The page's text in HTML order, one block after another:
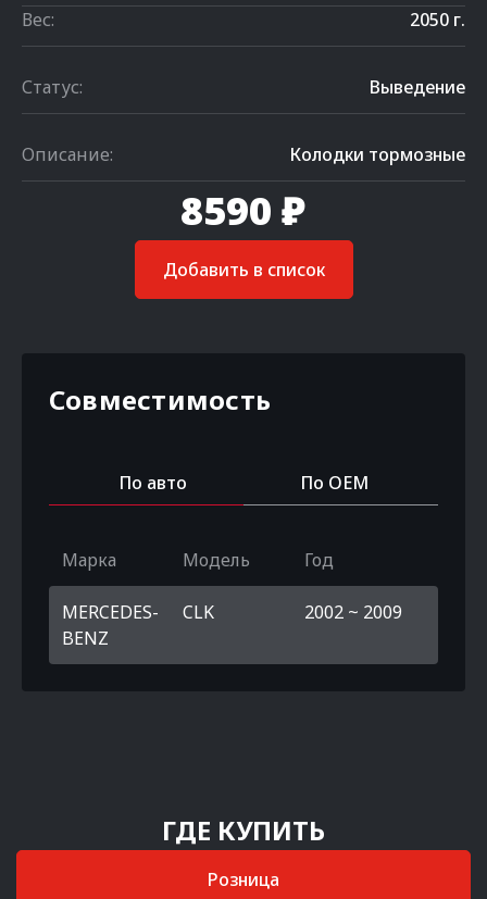
Вес:
2050 г.
Статус: Выведение
Описание: Колодки тормозные
8590 ₽
Добавить в список
Совместимость
По авто По OEM
Марка Модель Год
MERCEDES-
BENZ
CLK 2002 ~ 2009
ГДЕ КУПИТЬ
Розница